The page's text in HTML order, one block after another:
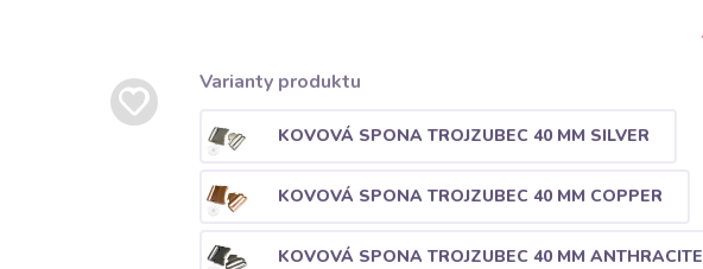
Varianty produktu
KOVOVÁ SPONA TROJZUBEC 40 MM SILVER
KOVOVÁ SPONA TROJZUBEC 40 MM COPPER
KOVOVÁ SPONA TROJZUBEC 40 MM ANTHRACITE